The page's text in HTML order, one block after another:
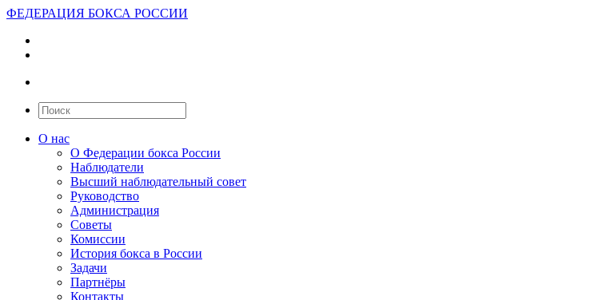
ФЕДЕРАЦИЯ БОКСА РОССИИ
О нас
О Федерации бокса России
Наблюдатели
Высший наблюдательный совет
Руководство
Администрация
Советы
Комиссии
История бокса в России
Задачи
Партнёры
Контакты